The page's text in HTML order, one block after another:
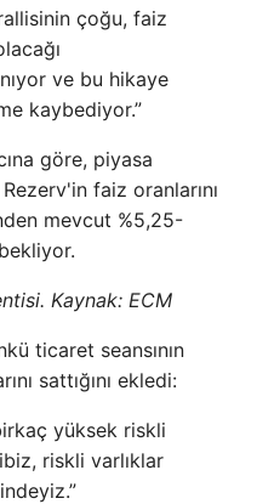
çoğu, faiz
ve bu hikaye
kaybediyor.”
göre, piyasa
Rezerv'in faiz oranlarını
mevcut %5,25-
Kaynak: ECM
ticaret seansının
sattığını ekledi:
yüksek riskli
riskli varlıklar